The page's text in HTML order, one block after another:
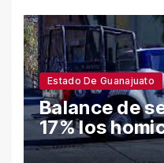
Estado De Guanajuato
Balance de
17% los
Guanajuato